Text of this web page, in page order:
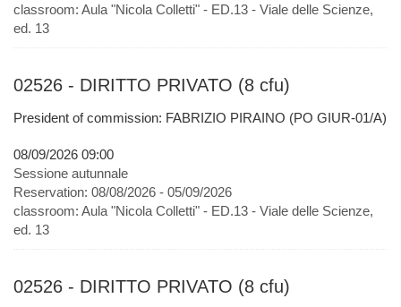
classroom: Aula "Nicola Colletti" - ED.13 - Viale delle Scienze,
ed. 13
02526 - DIRITTO PRIVATO (8 cfu)
President of commission: FABRIZIO PIRAINO (PO GIUR-01/A)
08/09/2026 09:00
Sessione autunnale
Reservation: 08/08/2026 - 05/09/2026
classroom: Aula "Nicola Colletti" - ED.13 - Viale delle Scienze,
ed. 13
02526 - DIRITTO PRIVATO (8 cfu)